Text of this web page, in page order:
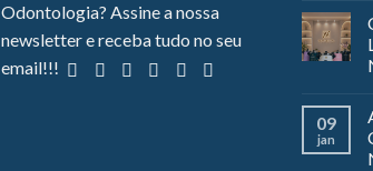
Odontologia? Assine a nossa
newsletter e receba tudo no seu
email!!!
09
jan